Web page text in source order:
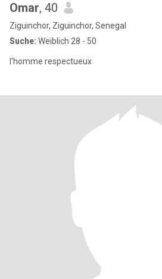
Omar, 40
Ziguinchor, Ziguinchor, Senegal
Suche: Weiblich 28 - 50
l'homme respectueux